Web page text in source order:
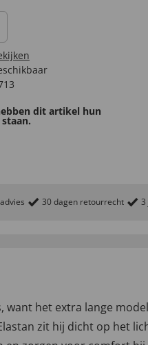
dit artikel hun
30 dagen retourrecht 3
want het extra lange
zit hij dicht op het